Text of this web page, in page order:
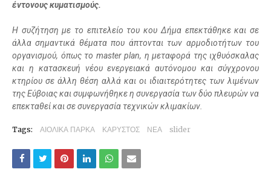
έντονους κυματισμούς.
Η συζήτηση με το επιτελείο του κου Δήμα επεκτάθηκε και σε
άλλα σημαντικά θέματα που άπτονται των αρμοδιοτήτων του
οργανισμού, όπως το master plan, η μεταφορά της ιχθυόσκαλας
και η κατασκευή νέου ενεργειακά αυτόνομου και σύγχρονου
κτηρίου σε άλλη θέση αλλά και οι ιδιαιτερότητες των λιμένων
της Εύβοιας και συμφωνήθηκε η συνεργασία των δύο πλευρών να
επεκταθεί και σε συνεργασία τεχνικών κλιμακίων.
Tags: ΑΙΟΛΙΚΑ ΠΑΡΚΑ ΚΑΡΥΣΤΟΣ ΝΕΑ slider